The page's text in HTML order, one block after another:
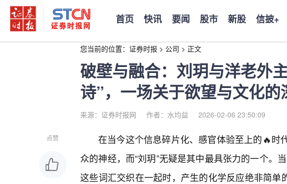
首页 快讯 要闻 股市 新股 信披+
您当前的位置： 证券时报 > 公司 > 正文
破壁与融合：刘玥与洋老外
诗”，一场关于欲望与文化的
来源：证券时报网 作者：水均益 2026-02-06 23:50:09
点赞
在当今这个信息碎片化、感官体验至上的🔥时
众的神经，而“刘玥”无疑是其中最具张力的一个。
这些词汇交织在一起时，产生的化学反应绝非简单